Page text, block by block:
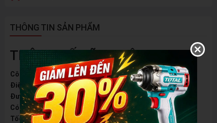
THÔNG TIN SẢN PHẨM
THÔNG SỐ KỸ THUẬT
Công suất
1500w
Điện áp
220v/50hz
Đường kính đá
110mm - 125mm ( Không kèm lưỡi )
Có cắt nghiêng
45 độ
Tốc độ không tải
12500v/phút